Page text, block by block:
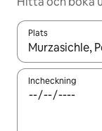
Plats
När resultaten
Incheckning